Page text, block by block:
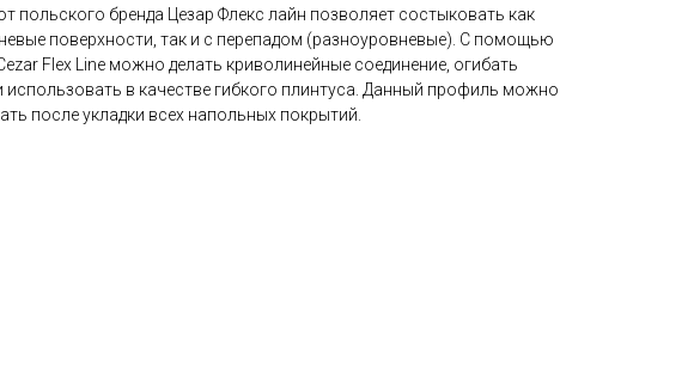
польского бренда Цезар Флекс лайн позволяет состыковать как
поверхности, так и с перепадом (разноуровневые). С помощью
Flex Line можно делать криволинейные соединение, огибать
использовать в качестве гибкого плинтуса. Данный профиль можно
после укладки всех напольных покрытий.